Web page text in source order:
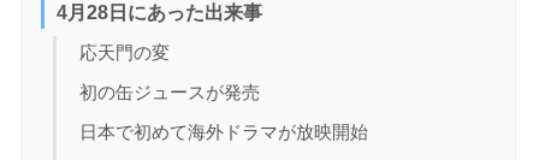
4月28日にあった出来事
応天門の変
初の缶ジュースが発売
日本で初めて海外ドラマが放映開始